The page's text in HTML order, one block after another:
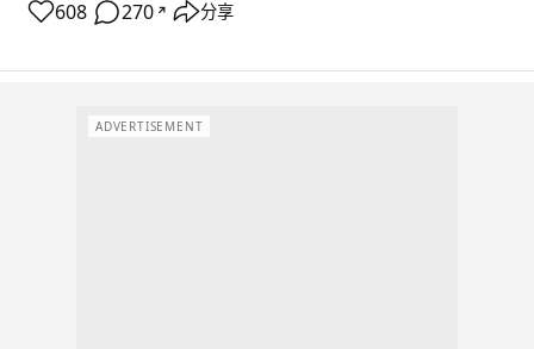
608 270 ↗ 分享
ADVERTISEMENT